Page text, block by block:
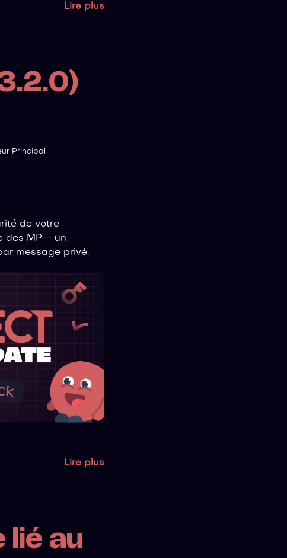
Lire plus
Principal
de votre
des MP – un
message privé.
Lire plus
lié au